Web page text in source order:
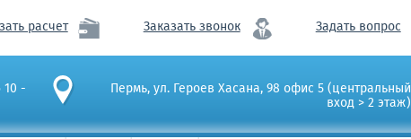
расчет Заказать звонок Задать вопрос
- Пермь, ул. Героев Хасана, 98 офис 5 (центральный
вход > 2 этаж)